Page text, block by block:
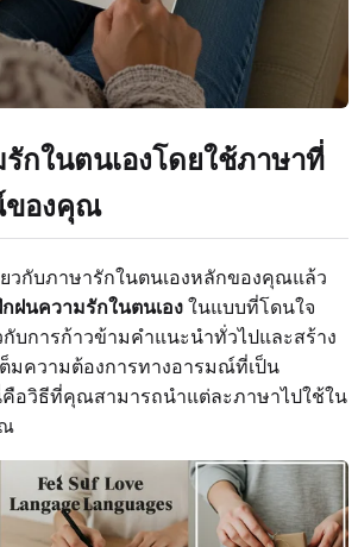
กในตนเองโดยใช้ภาษาที่
ของคุณ
วกับภาษารักในตนเองหลักของคุณแล้ว
ฝนความรักในตนเอง ในแบบที่โดนใจ
กับการก้าวข้ามคำแนะนำทั่วไปและสร้าง
มความต้องการทางอารมณ์ที่เป็น
อวิธีที่คุณสามารถนำแต่ละภาษาไปใช้ใน